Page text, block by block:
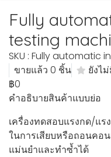
Fully
testing
SKU : Fully automatic
ขายแล้ว 0 ชิ้น
ยังไ
฿0
คำอธิบายสินค้าแบบย่อ
เครื่องทดสอบแรงกด/แร
ในการเสียบหรือถอนคอ
แม่นยำและทำซ้ำได้